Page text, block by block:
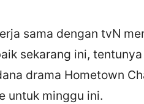
sama dengan tvN
sekarang ini,
drama Hometown
untuk minggu ini.